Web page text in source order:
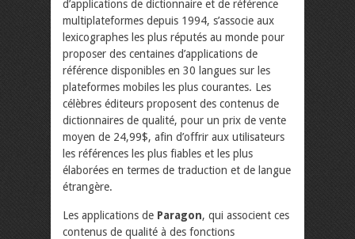
d’applications de dictionnaire et de référence
multiplateformes depuis 1994, s’associe aux
lexicographes les plus réputés au monde pour
proposer des centaines d’applications de
référence disponibles en 30 langues sur les
plateformes mobiles les plus courantes. Les
célèbres éditeurs proposent des contenus de
dictionnaires de qualité, pour un prix de vente
moyen de 24,99$, afin d’offrir aux utilisateurs
les références les plus fiables et les plus
élaborées en termes de traduction et de langue
étrangère.
Les applications de Paragon, qui associent ces
contenus de qualité à des fonctions